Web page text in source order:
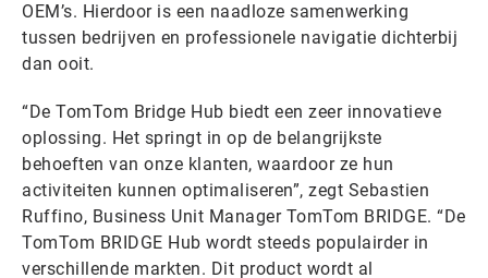
OEM’s. Hierdoor is een naadloze samenwerking
tussen bedrijven en professionele navigatie dichterbij
dan ooit.
“De TomTom Bridge Hub biedt een zeer innovatieve
oplossing. Het springt in op de belangrijkste
behoeften van onze klanten, waardoor ze hun
activiteiten kunnen optimaliseren”, zegt Sebastien
Ruffino, Business Unit Manager TomTom BRIDGE. “De
TomTom BRIDGE Hub wordt steeds populairder in
verschillende markten. Dit product wordt al